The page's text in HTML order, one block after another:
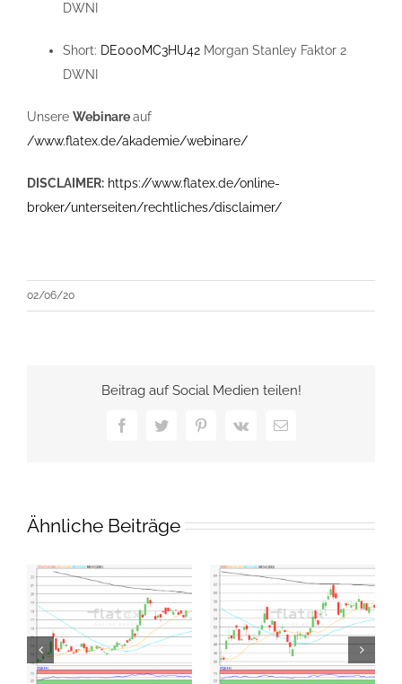
DWNI
Short: DE000MC3HU42 Morgan Stanley Faktor 2
DWNI
Unsere Webinareauf
/www.flatex.de/akademie/webinare/
DISCLAIMER: https://www.flatex.de/online-
broker/unterseiten/rechtliches/disclaimer/
02/06/20
Beitrag auf Social Medien teilen!
FacebookTwitterPinterest
Vk
E-
Ähnliche Beiträge